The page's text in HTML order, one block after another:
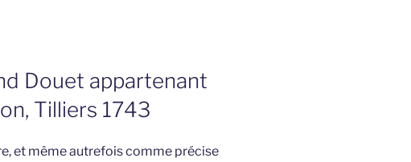
Douet appartenant
Tilliers 1743
et même autrefois comme précise